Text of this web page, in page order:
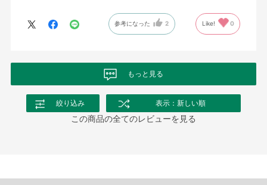
参考になった 2 Like! 0
もっと見る
絞り込み 表示：新しい順
この商品の全てのレビューを見る